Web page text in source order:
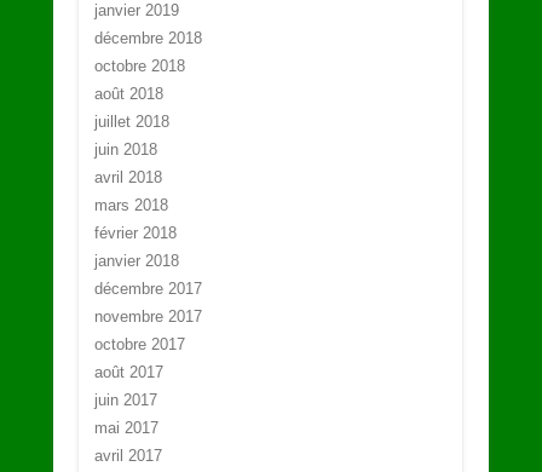
janvier 2019
décembre 2018
octobre 2018
août 2018
juillet 2018
juin 2018
avril 2018
mars 2018
février 2018
janvier 2018
décembre 2017
novembre 2017
octobre 2017
août 2017
juin 2017
mai 2017
avril 2017